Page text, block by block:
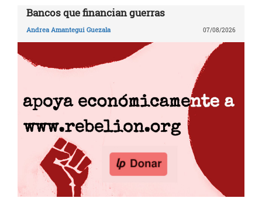
Bancos que financian guerras
Andrea Amantegui Guezala 07/08/2026